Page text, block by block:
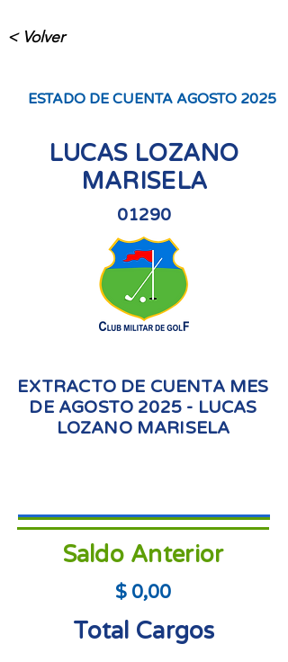
< Volver
ESTADO DE CUENTA AGOSTO 2025
LUCAS LOZANO
MARISELA
01290
EXTRACTO DE CUENTA MES
DE AGOSTO 2025 - LUCAS
LOZANO MARISELA
Saldo Anterior
$ 0,00
Total Cargos